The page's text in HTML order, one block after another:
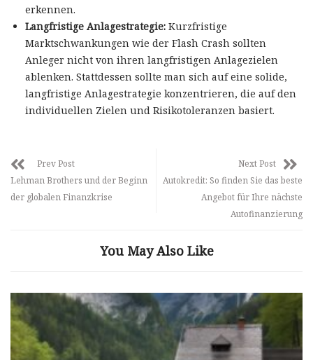
erkennen.
Langfristige Anlagestrategie: Kurzfristige
Marktschwankungen wie der Flash Crash sollten
Anleger nicht von ihren langfristigen Anlagezielen
ablenken. Stattdessen sollte man sich auf eine solide,
langfristige Anlagestrategie konzentrieren, die auf den
individuellen Zielen und Risikotoleranzen basiert.
Prev Post
Lehman Brothers und der Beginn
der globalen Finanzkrise
Next Post
Autokredit: So finden Sie das beste
Angebot für Ihre nächste
Autofinanzierung
You May Also Like